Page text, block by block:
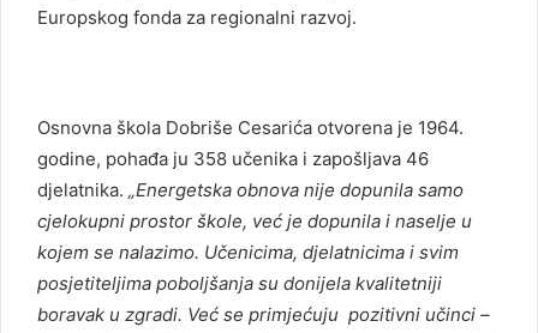
Europskog fonda za regionalni razvoj.
Osnovna škola Dobriše Cesarića otvorena je 1964.
godine, pohađa ju 358 učenika i zapošljava 46
djelatnika. „Energetska obnova nije dopunila samo
cjelokupni prostor škole, već je dopunila i naselje u
kojem se nalazimo. Učenicima, djelatnicima i svim
posjetiteljima poboljšanja su donijela kvalitetniji
boravak u zgradi. Već se primjećuju pozitivni učinci –